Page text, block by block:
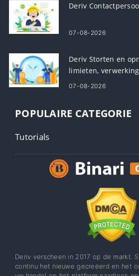
Deriv
07-08-2026
Deriv Storten en
limieten,
07-08-2026
POPULAIRE CATEGORIE
Tutorials
Deriv verscheen in 2017 op de markt.
continu het nieuwe gecreëerd en het